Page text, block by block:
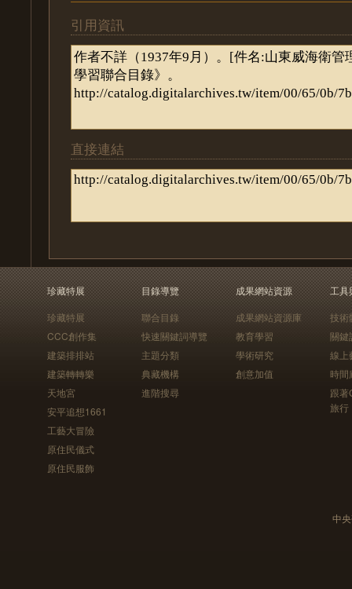
引用資訊
直接連結
珍藏特展
珍藏特展
CCC創作集
建築排排站
建築轉轉樂
天地宮
安平追想1661
工藝大冒險
原住民儀式
原住民服飾
目錄導覽
聯合目錄
快速關鍵詞導覽
主題分類
典藏機構
進階搜尋
成果網站資源
成果網站資源庫
教育學習
學術研究
創意加值
工具
技術
關鍵
線上
時間
跟
旅行
中